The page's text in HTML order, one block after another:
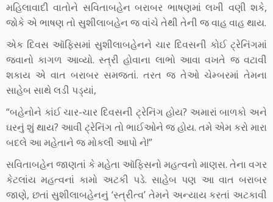
મહિલાવાદી વાતોને સવિતાબહેન બરાબર ભાષણમાં લખી વણી શકે,
જોકે એ ભાષણ તો સુશીલાબહેન જ વાંચે તેથી તેની જ વાહ વાહ થાય.
એક દિવસ ઑફિસમાં સુશીલાબહેનને ચાર દિવસની કોઈ ટ્રેનિંગમાં
જવાનો કાગળ આવ્યો. સ્ત્રી હોવાના લાભો આવા વખતે જ વટાવી
શકાય એ વાત બરાબર સમજતાં. તરત જ તેઓ ચેમ્બરમાં તેમના
સાહેબ સાથે લડી પડ્યાં,
“બહેનોને કાંઈ ચાર-ચાર દિવસની ટ્રેનિંગ હોય? અમારાં બાળકો અને
ઘરનું શું થાય? આવી ટ્રેનિંગ તો ભાઈઓને જ હોય. તમે એમ કરો મારા
બદલે આ મહેતાને જ મોકલી આપો ને!”
સવિતાબહેન જાણતાં કે મહેતા ઑફિસનો મહત્વનો માણસ. તેના વગર
કેટલાંય મહત્વનાં કામો અટકી પડે. સાહેબ પણ આ વાત બરાબર
જાણે, છતાં સુશીલાબહેનનું ‘સ્ત્રીત્વ’ તેમને અન્યાય કરતાં અટકાવી